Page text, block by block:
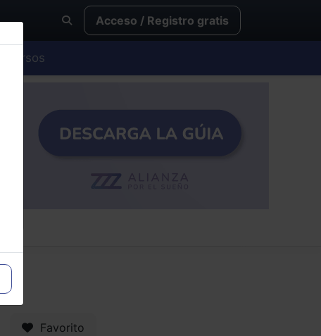
Acceso / Registro gratis
Cursos
Favorito